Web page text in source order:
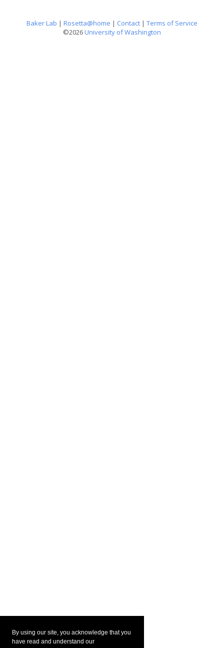
By using our site, you acknowledge that you
have read and understand our
Baker Lab | Rosetta@home | Contact | Terms of Service
©2026University of Washington